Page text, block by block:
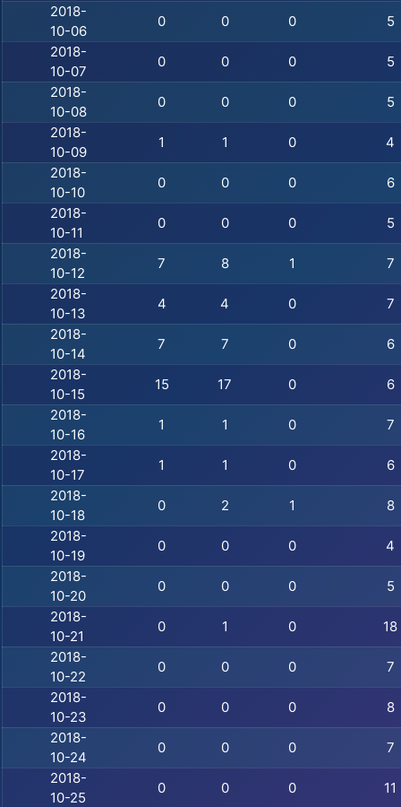
2018-
10-06
0 0 0
5
2018-
10-07
0 0 0
5
2018-
10-08
0 0 0
5
2018-
10-09
1 1 0
4
2018-
10-10
0 0 0
6
2018-
10-11
0 0 0
5
2018-
10-12
7 8 1
7
2018-
10-13
4 4 0
7
2018-
10-14
7 7 0
6
2018-
10-15
15 17 0
6
2018-
10-16
1 1 0
7
2018-
10-17
1 1 0
6
2018-
10-18
0 2 1
8
2018-
10-19
0 0 0
4
2018-
10-20
0 0 0
5
2018-
10-21
0 1 0
18
2018-
10-22
0 0 0
7
2018-
10-23
0 0 0
8
2018-
10-24
0 0 0
7
2018-
10-25
0 0 0
11